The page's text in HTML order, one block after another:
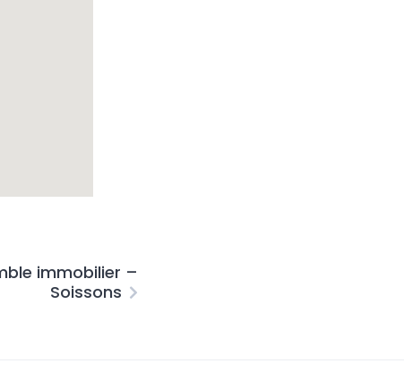
immobilier –
Soissons